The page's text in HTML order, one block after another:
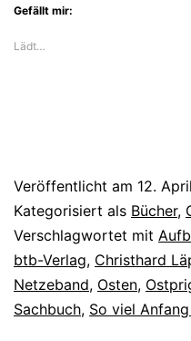
Gefällt mir:
Lädt…
Veröffentlicht am 12.
Kategorisiert als Bücher,
Verschlagwortet mit
btb-Verlag, Christhard
Netzeband, Osten,
Sachbuch, So viel